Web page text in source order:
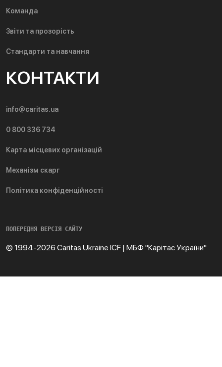
Команда
Звіти та прозорість
Стандарти та навчання
КОНТАКТИ
info@caritas.ua
0 800 336 734
Карта місцевих організацій
Механізм скарг
Політика конфіденційності
ПОПЕРЕДНЯ ВЕРСІЯ САЙТУ
© 1994-2026 Caritas Ukraine ICF | МБФ "Карітас України"